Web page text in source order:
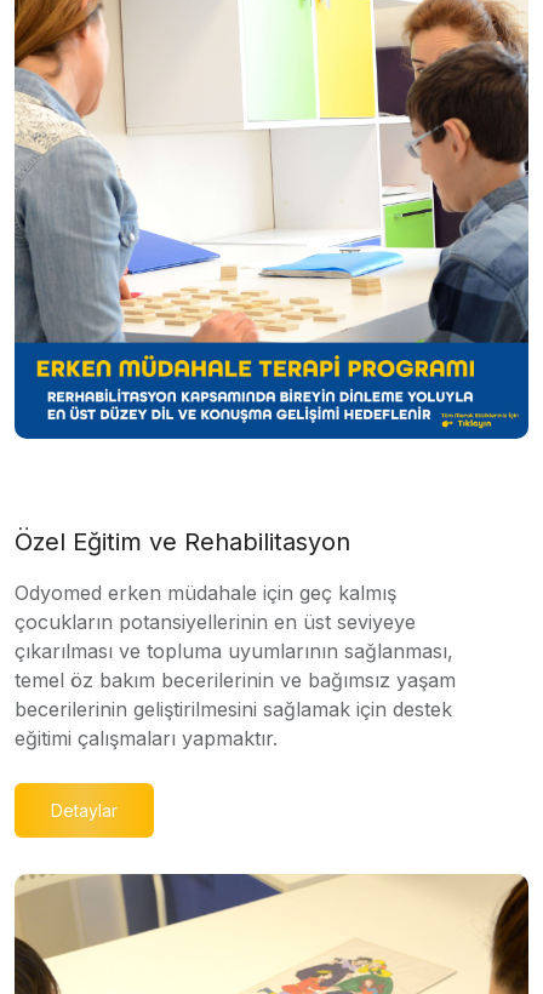
Özel Eğitim ve Rehabilitasyon
Odyomed erken müdahale için geç kalmış
çocukların potansiyellerinin en üst seviyeye
çıkarılması ve topluma uyumlarının sağlanması,
temel öz bakım becerilerinin ve bağımsız yaşam
becerilerinin geliştirilmesini sağlamak için destek
eğitimi çalışmaları yapmaktır.
Detaylar